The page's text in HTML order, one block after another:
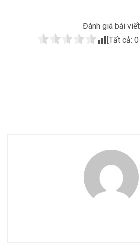
Đánh giá bài viết
[Tất cả: 0